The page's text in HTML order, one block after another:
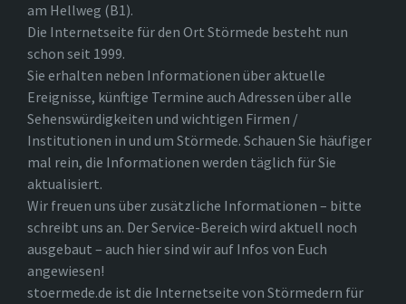
am Hellweg (B1).
Die Internetseite für den Ort Störmede besteht nun
schon seit 1999.
Sie erhalten neben Informationen über aktuelle
Ereignisse, künftige Termine auch Adressen über alle
Sehenswürdigkeiten und wichtigen Firmen /
Institutionen in und um Störmede. Schauen Sie häufiger
mal rein, die Informationen werden täglich für Sie
aktualisiert.
Wir freuen uns über zusätzliche Informationen – bitte
schreibt uns an. Der Service-Bereich wird aktuell noch
ausgebaut – auch hier sind wir auf Infos von Euch
angewiesen!
stoermede.de ist die Internetseite von Störmedern für